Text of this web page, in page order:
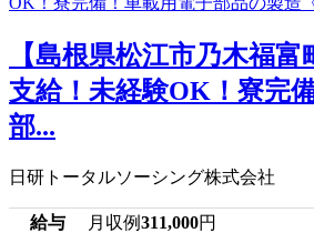
【島根県松江市乃木福
支給！未経験OK！寮完
部...
日研トータルソーシング株式会社
給与 月収例311,000円